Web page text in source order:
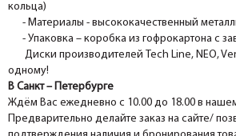
кольца)
- Материалы - высококачественный
- Упаковка – коробка из гофрокартона с
Диски производителей Tech Line, NEO,
одному!
В Санкт – Петербурге
Ждём Вас ежедневно с 10.00 до 18.00 в
Предварительно делайте заказ на сайте/